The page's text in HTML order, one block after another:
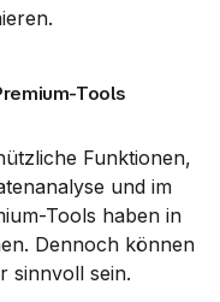
Tools
Funktionen,
und im
Tools haben in
Dennoch können
sinnvoll sein.